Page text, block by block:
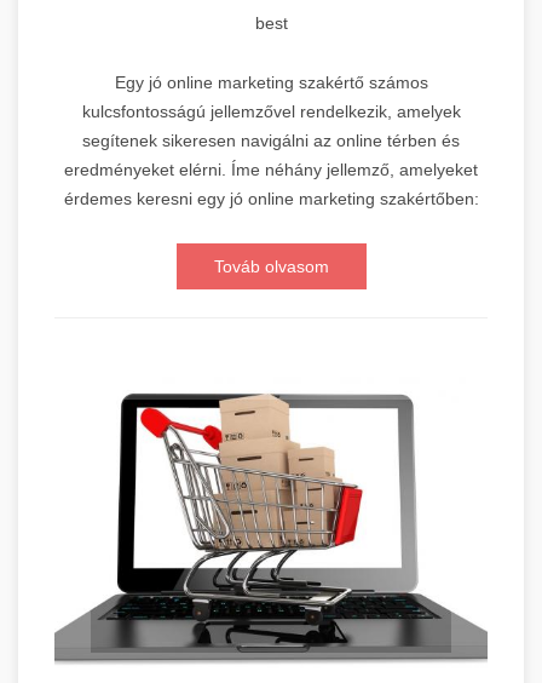
best
Egy jó online marketing szakértő számos
kulcsfontosságú jellemzővel rendelkezik, amelyek
segítenek sikeresen navigálni az online térben és
eredményeket elérni. Íme néhány jellemző, amelyeket
érdemes keresni egy jó online marketing szakértőben:
Továb olvasom